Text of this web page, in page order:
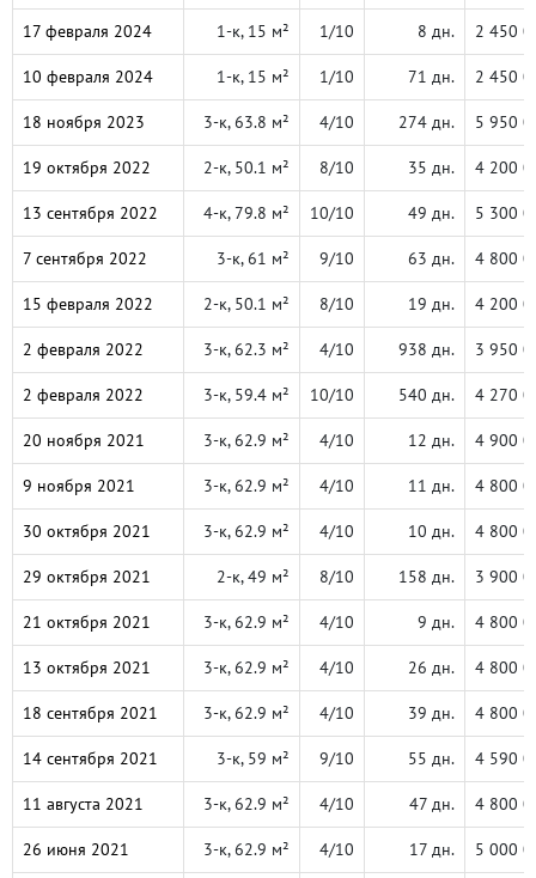
17 февраля 2024 1-к, 15 м² 1/10 8 дн. 2 450
10 февраля 2024 1-к, 15 м² 1/10 71 дн. 2 450
18 ноября 2023 3-к, 63.8 м² 4/10 274 дн. 5 950
19 октября 2022 2-к, 50.1 м² 8/10 35 дн. 4 200
13 сентября 2022 4-к, 79.8 м² 10/10 49 дн. 5 300
7 сентября 2022 3-к, 61 м² 9/10 63 дн. 4 800
15 февраля 2022 2-к, 50.1 м² 8/10 19 дн. 4 200
2 февраля 2022 3-к, 62.3 м² 4/10 938 дн. 3 950
2 февраля 2022 3-к, 59.4 м² 10/10 540 дн. 4 270
20 ноября 2021 3-к, 62.9 м² 4/10 12 дн. 4 900
9 ноября 2021 3-к, 62.9 м² 4/10 11 дн. 4 800
30 октября 2021 3-к, 62.9 м² 4/10 10 дн. 4 800
29 октября 2021 2-к, 49 м² 8/10 158 дн. 3 900
21 октября 2021 3-к, 62.9 м² 4/10 9 дн. 4 800
13 октября 2021 3-к, 62.9 м² 4/10 26 дн. 4 800
18 сентября 2021 3-к, 62.9 м² 4/10 39 дн. 4 800
14 сентября 2021 3-к, 59 м² 9/10 55 дн. 4 590
11 августа 2021 3-к, 62.9 м² 4/10 47 дн. 4 800
26 июня 2021 3-к, 62.9 м² 4/10 17 дн. 5 000